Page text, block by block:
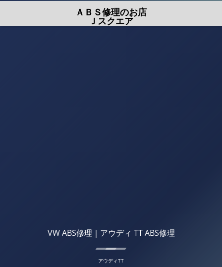
ＡＢＳ修理のお店
Ｊスクエア
VW ABS修理｜アウディ TT ABS修理
アウディTT